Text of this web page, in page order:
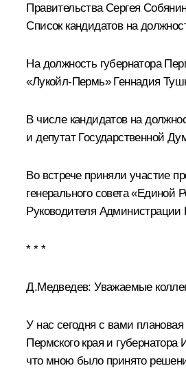
Правительства Сергея
Список кандидатов на
На должность губернатора
«Лукойл-Пермь» Геннадия
В числе кандидатов на
и депутат Государственной
Во встрече приняли участие
генерального совета «Единой
Руководителя Администрации
* * *
Д.Медведев: Уважаемые
У нас сегодня с вами
Пермского края и
что мною было принято